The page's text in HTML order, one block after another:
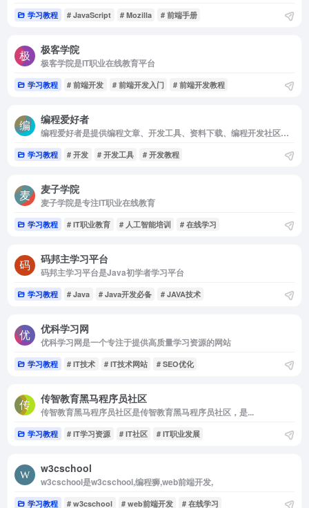
学习教程 # JavaScript # Mozilla # 前端手册
极客学院
极客学院是IT职业在线教育平台
学习教程 # 前端开发 # 前端开发入门 # 前端开发教程
编程爱好者
编程爱好者是提供编程文章、开发工具、资料下载、编程开发社区、博客等多个栏目
学习教程 # 开发 # 开发工具 # 开发教程
麦子学院
麦子学院是专注IT职业在线教育
学习教程 # IT职业教育 # 人工智能培训 # 在线学习
码邦主学习平台
码邦主学习平台是Java初学者学习平台
学习教程 # Java # Java开发必备 # JAVA技术
优科学习网
优科学习网是一个专注于提供高质量学习资源的网站
学习教程 # IT技术 # IT技术网站 # SEO优化
传智教育黑马程序员社区
传智教育黑马程序员社区是传智教育黑马程序员社区，是...
学习教程 # IT学习资源 # IT社区 # IT职业发展
w3cschool
w3cschool是w3cschool,编程狮,web前端开发,
学习教程 # w3cschool # web前端开发 # 在线学习